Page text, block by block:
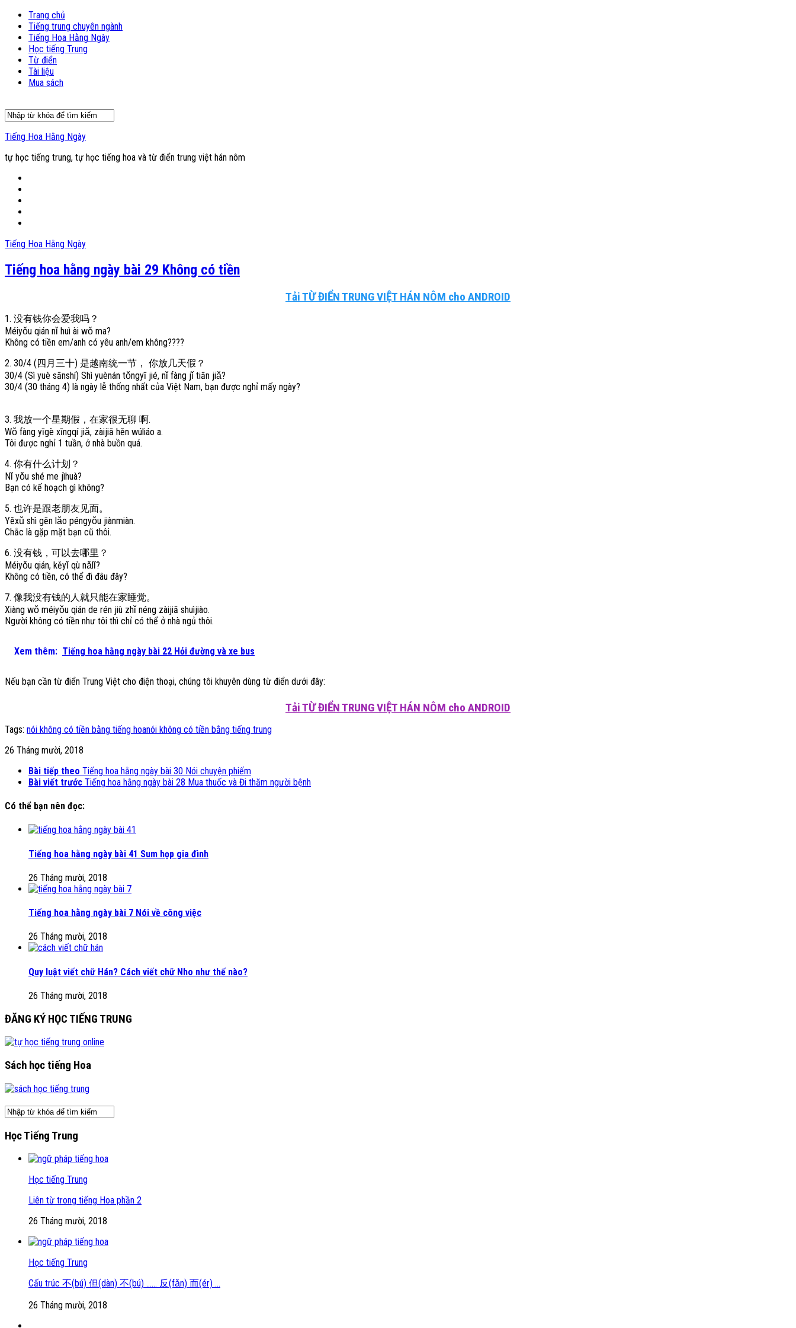
Trang chủ
Tiếng trung chuyên ngành
Tiếng Hoa Hằng Ngày
Học tiếng Trung
Từ điển
Tài liệu
Mua sách
Tiếng Hoa Hằng Ngày
tự học tiếng trung, tự học tiếng hoa và từ điển trung việt hán nôm
Tiếng Hoa Hằng Ngày
Tiếng hoa hằng ngày bài 29 Không có tiền
Tải TỪ ĐIỂN TRUNG VIỆT HÁN NÔM cho ANDROID
1. 没有钱你会爱我吗？
Méiyǒu qián nǐ huì ài wǒ ma?
Không có tiền em/anh có yêu anh/em không????
2. 30/4 (四月三十) 是越南统一节， 你放几天假？
30/4 (Sì yuè sānshí) Shì yuènán tǒngyī jié, nǐ fàng jǐ tiān jiǎ?
30/4 (30 tháng 4) là ngày lễ thống nhất của Việt Nam, bạn được nghỉ mấy ngày?
3. 我放一个星期假，在家很无聊 啊.
Wǒ fàng yīgè xīngqí jiǎ, zàijiā hěn wúliáo a.
Tôi được nghỉ 1 tuần, ở nhà buồn quá.
4. 你有什么计划？
Nǐ yǒu shé me jìhuà?
Bạn có kế hoạch gì không?
5. 也许是跟老朋友见面。
Yěxǔ shì gēn lǎo péngyǒu jiànmiàn.
Chắc là gặp mặt bạn cũ thôi.
6. 没有钱，可以去哪里？
Méiyǒu qián, kěyǐ qù nǎlǐ?
Không có tiền, có thể đi đâu đây?
7. 像我没有钱的人就只能在家睡觉。
Xiàng wǒ méiyǒu qián de rén jiù zhǐ néng zàijiā shuìjiào.
Người không có tiền như tôi thì chỉ có thể ở nhà ngủ thôi.
Xem thêm: Tiếng hoa hằng ngày bài 22 Hỏi đường và xe bus
Nếu bạn cần từ điển Trung Việt cho điện thoại, chúng tôi khuyên dùng từ điển dưới đây:
Tải TỪ ĐIỂN TRUNG VIỆT HÁN NÔM cho ANDROID
Tags: nói không có tiền bằng tiếng hoanói không có tiền bằng tiếng trung
26 Tháng mười, 2018
Bài tiếp theo Tiếng hoa hằng ngày bài 30 Nói chuyện phiếm
Bài viết trước Tiếng hoa hằng ngày bài 28 Mua thuốc và Đi thăm người bệnh
Có thể bạn nên đọc:
Tiếng hoa hằng ngày bài 41 Sum họp gia đình
26 Tháng mười, 2018
Tiếng hoa hằng ngày bài 7 Nói về công việc
26 Tháng mười, 2018
Quy luật viết chữ Hán? Cách viết chữ Nho như thế nào?
26 Tháng mười, 2018
ĐĂNG KÝ HỌC TIẾNG TRUNG
Sách học tiếng Hoa
Học Tiếng Trung
Học tiếng Trung
Liên từ trong tiếng Hoa phần 2
26 Tháng mười, 2018
Học tiếng Trung
Cấu trúc 不(bú) 但(dàn) 不(bú) …… 反(fǎn) 而(ér) …
26 Tháng mười, 2018